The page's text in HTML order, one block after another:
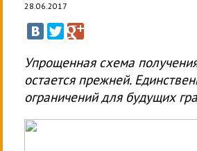
28.06.2017
Упрощенная схема
остается прежней.
ограничений для будущих